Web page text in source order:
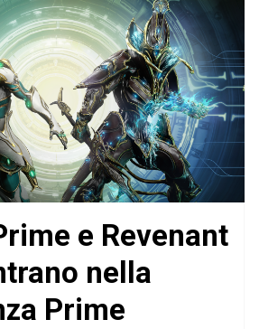
e Revenant
nella
Prime